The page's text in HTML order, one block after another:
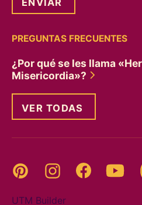
PREGUNTAS FRECUENTES
¿Por qué se les llama
Misericordia»?
VER TODAS
Pinterest InstagramFacebook
UTM Builder